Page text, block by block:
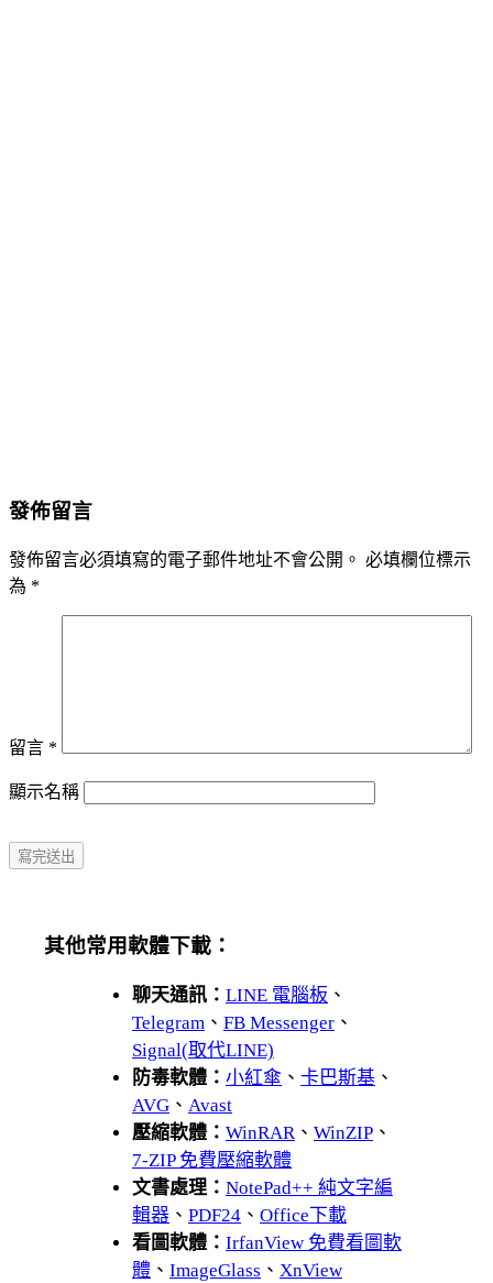
發佈留言
發佈留言必須填寫的電子郵件地址不會公開。 必填欄位標示
為 *
留言 *
顯示名稱
其他常用軟體下載：
聊天通訊： LINE 電腦板 、
Telegram 、 FB Messenger 、
Signal(取代LINE)
防毒軟體： 小紅傘 、 卡巴斯基 、
AVG 、 Avast
壓縮軟體： WinRAR 、 WinZIP 、
7-ZIP 免費壓縮軟體
文書處理： NotePad++ 純文字編
輯器 、 PDF24 、 Office下載
看圖軟體： IrfanView 免費看圖軟
體 、 ImageGlass 、 XnView